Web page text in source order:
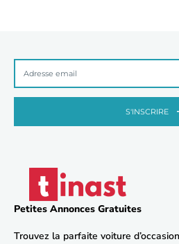
S'INSCRIRE
Petites Annonces Gratuites
Trouvez la parfaite voiture